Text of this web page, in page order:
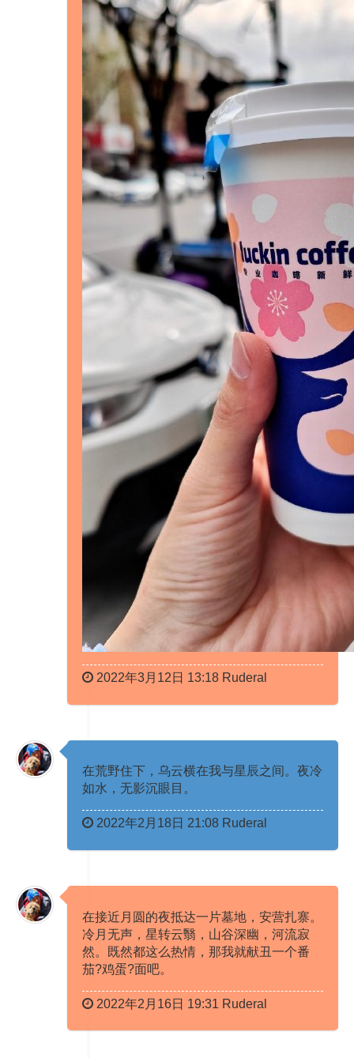
2022年3月12日 13:18 Ruderal
在荒野住下，乌云横在我与星辰之间。夜冷
如水，无影沉眼目。 ​​​​​​ ​​​
2022年2月18日 21:08 Ruderal
在接近月圆的夜抵达一片墓地，安营扎寨。
冷月无声，星转云翳，山谷深幽，河流寂
然。既然都这么热情，那我就献丑一个番
茄?鸡蛋?面吧。 ​​​ ​​​​​​ ​​​
2022年2月16日 19:31 Ruderal